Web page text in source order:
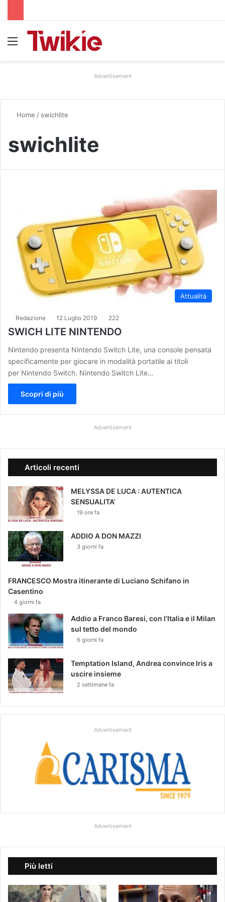
Advertisement
Home / swichlite
swichlite
Attualità
Redazione 12 Luglio 2019 222
SWICH LITE NINTENDO
Nintendo presenta Nintendo Switch Lite, una console pensata
specificamente per giocare in modalità portatile ai titoli
per Nintendo Switch. Nintendo Switch Lite…
Scopri di più
Advertisement
Articoli recenti
MELYSSA DE LUCA : AUTENTICA
SENSUALITA’
19 ore fa
ADDIO A DON MAZZI
3 giorni fa
FRANCESCO Mostra itinerante di Luciano Schifano in
Casentino
4 giorni fa
Addio a Franco Baresi, con l’Italia e il Milan
sul tetto del mondo
6 giorni fa
Temptation Island, Andrea convince Iris a
uscire insieme
2 settimane fa
Advertisement
Advertisement
Più letti